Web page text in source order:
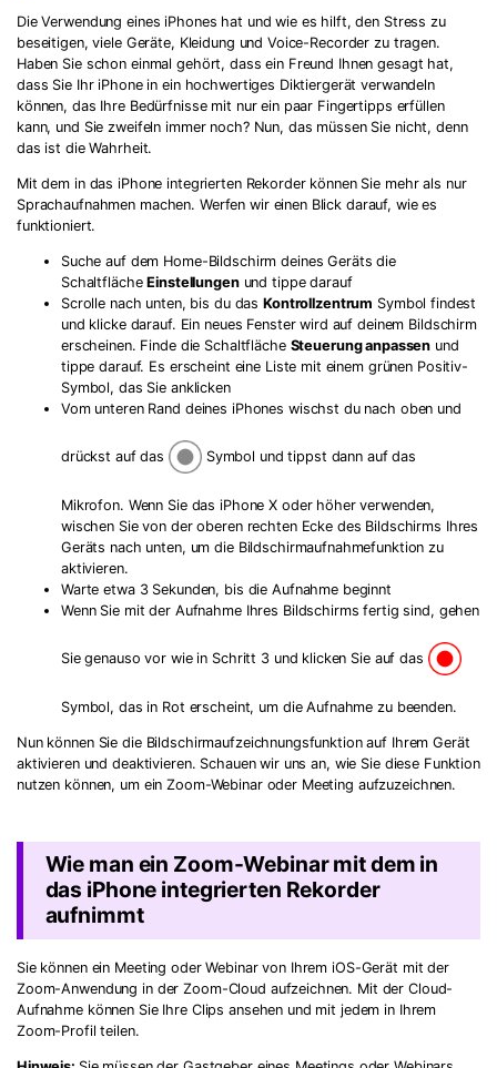
Die Verwendung eines iPhones hat und wie es hilft, den Stress zu
beseitigen, viele Geräte, Kleidung und Voice-Recorder zu tragen.
Haben Sie schon einmal gehört, dass ein Freund Ihnen gesagt hat,
dass Sie Ihr iPhone in ein hochwertiges Diktiergerät verwandeln
können, das Ihre Bedürfnisse mit nur ein paar Fingertipps erfüllen
kann, und Sie zweifeln immer noch? Nun, das müssen Sie nicht, denn
das ist die Wahrheit.
Mit dem in das iPhone integrierten Rekorder können Sie mehr als nur
Sprachaufnahmen machen. Werfen wir einen Blick darauf, wie es
funktioniert.
Suche auf dem Home-Bildschirm deines Geräts die
SchaltflächeEinstellungenund tippe darauf
Scrolle nach unten, bis du dasKontrollzentrum Symbol findest
und klicke darauf. Ein neues Fenster wird auf deinem Bildschirm
erscheinen. Finde die Schaltfläche Steuerung anpassen und
tippe darauf. Es erscheint eine Liste mit einem grünen Positiv-
Symbol, das Sie anklicken
Vom unteren Rand deines iPhones wischst du nach oben und
drückst auf das Symbol und tippst dann auf das
Mikrofon. Wenn Sie das iPhone X oder höher verwenden,
wischen Sie von der oberen rechten Ecke des Bildschirms Ihres
Geräts nach unten, um die Bildschirmaufnahmefunktion zu
aktivieren.
Warte etwa 3 Sekunden, bis die Aufnahme beginnt
Wenn Sie mit der Aufnahme Ihres Bildschirms fertig sind, gehen
Sie genauso vor wie in Schritt 3 und klicken Sie auf das
Symbol, das in Rot erscheint, um die Aufnahme zu beenden.
Nun können Sie die Bildschirmaufzeichnungsfunktion auf Ihrem Gerät
aktivieren und deaktivieren. Schauen wir uns an, wie Sie diese Funktion
nutzen können, um ein Zoom-Webinar oder Meeting aufzuzeichnen.
Wie man ein Zoom-Webinar mit dem in
das iPhone integrierten Rekorder
aufnimmt
Sie können ein Meeting oder Webinar von Ihrem iOS-Gerät mit der
Zoom-Anwendung in der Zoom-Cloud aufzeichnen. Mit der Cloud-
Aufnahme können Sie Ihre Clips ansehen und mit jedem in Ihrem
Zoom-Profil teilen.